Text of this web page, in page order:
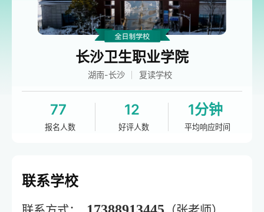
长沙卫生职业学院
湖南-长沙 复读学校
77
报名人数
12
好评人数
1分钟
平均响应时间
联系学校